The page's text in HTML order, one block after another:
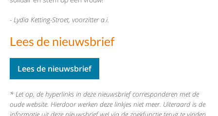
- Lydia Ketting-Stroet, voorzitter a.i.
Lees de nieuwsbrief
Lees de nieuwsbrief
* Let op, de hyperlinks in deze nieuwsbrief corresponderen met de
oude website. Hierdoor werken deze linkjes niet meer. Uiteraard is de